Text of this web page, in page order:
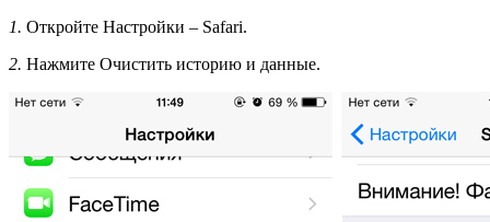
1. Откройте Настройки – Safari.
2. Нажмите Очистить историю и данные.